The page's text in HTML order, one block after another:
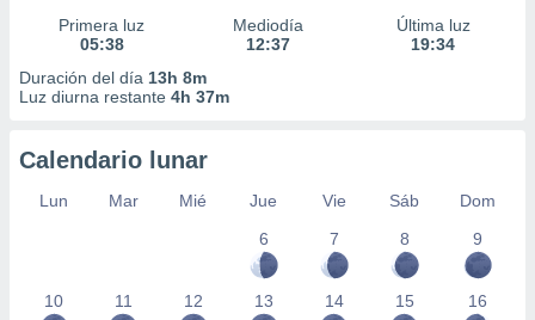
Primera luz
05:38
Mediodía
12:37
Última luz
19:34
Duración del día 13h 8m
Luz diurna restante 4h 37m
Calendario lunar
Lun Mar Mié Jue Vie Sáb
Dom
6
7 8 9
10 11 12 13 14 15 16